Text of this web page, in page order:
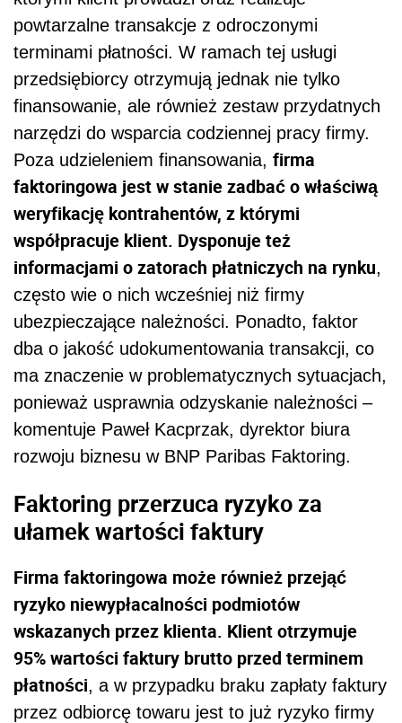
powtarzalne transakcje z odroczonymi
terminami płatności. W ramach tej usługi
przedsiębiorcy otrzymują jednak nie tylko
finansowanie, ale również zestaw przydatnych
narzędzi do wsparcia codziennej pracy firmy.
Poza udzieleniem finansowania, firma
faktoringowa jest w stanie zadbać o właściwą
weryfikację kontrahentów, z którymi
współpracuje klient. Dysponuje też
informacjami o zatorach płatniczych na rynku,
często wie o nich wcześniej niż firmy
ubezpieczające należności. Ponadto, faktor
dba o jakość udokumentowania transakcji, co
ma znaczenie w problematycznych sytuacjach,
ponieważ usprawnia odzyskanie należności –
komentuje Paweł Kacprzak, dyrektor biura
rozwoju biznesu w BNP Paribas Faktoring.
Faktoring przerzuca ryzyko za
ułamek wartości faktury
Firma faktoringowa może również przejąć
ryzyko niewypłacalności podmiotów
wskazanych przez klienta. Klient otrzymuje
95% wartości faktury brutto przed terminem
płatności, a w przypadku braku zapłaty faktury
przez odbiorcę towaru jest to już ryzyko firmy